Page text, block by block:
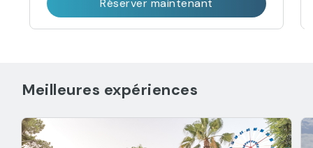
Réserver maintenant
Meilleures expériences